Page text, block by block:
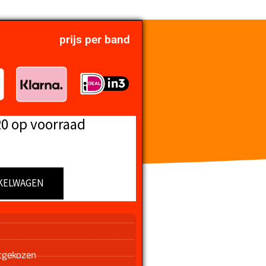
prijs per band
op voorraad